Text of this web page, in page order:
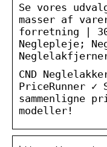
Se vores
masser af
forretning |
Neglepleje;
CND
PriceRunner ✓
sammenligne
modeller!